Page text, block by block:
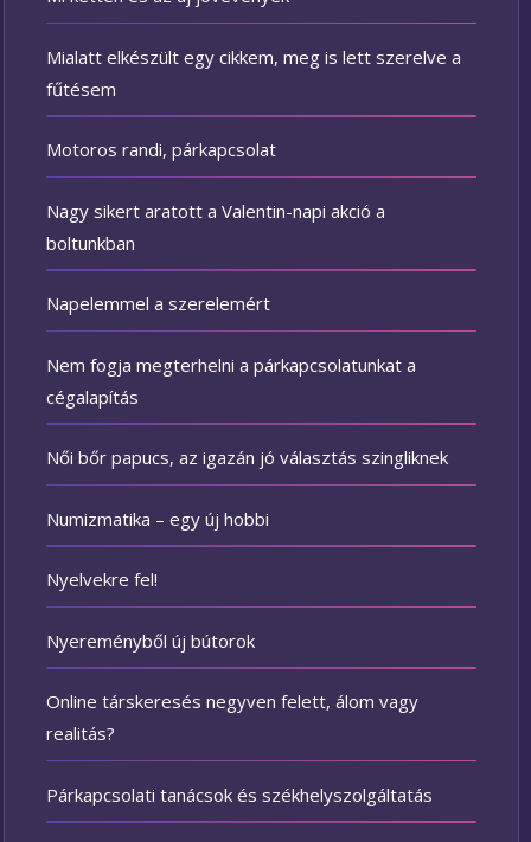
Mialatt elkészült egy cikkem, meg is lett szerelve a
fűtésem
Motoros randi, párkapcsolat
Nagy sikert aratott a Valentin-napi akció a
boltunkban
Napelemmel a szerelemért
Nem fogja megterhelni a párkapcsolatunkat a
cégalapítás
Női bőr papucs, az igazán jó választás szingliknek
Numizmatika – egy új hobbi
Nyelvekre fel!
Nyereményből új bútorok
Online társkeresés negyven felett, álom vagy
realitás?
Párkapcsolati tanácsok és székhelyszolgáltatás